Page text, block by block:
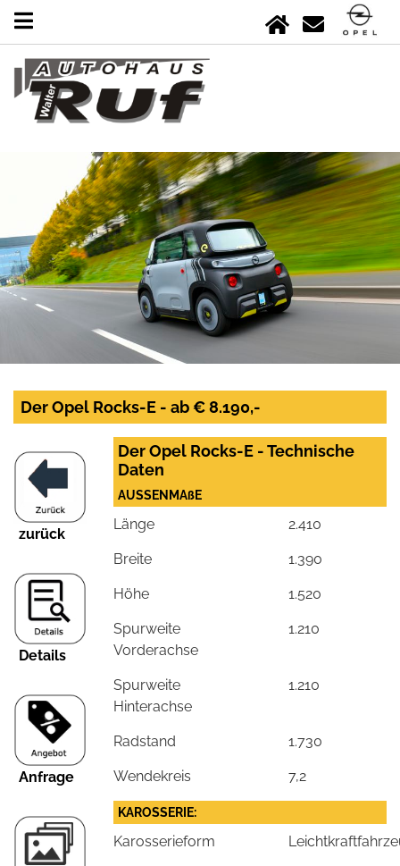
Der Opel Rocks-E - ab € 8.190,-
zurück
Details
Anfrage
Der Opel Rocks-E - Technische
Daten
AUSSENMAßE
Länge 2.410
Breite 1.390
Höhe 1.520
Spurweite
Vorderachse
1.210
Spurweite
Hinterachse
1.210
Radstand 1.730
Wendekreis 7,2
KAROSSERIE:
Karosserieform